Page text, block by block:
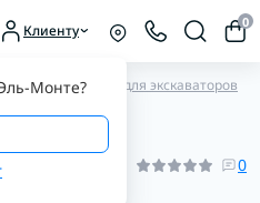
Клиенту
Монте?
0
шины для экскаваторов
TL Mitas
0